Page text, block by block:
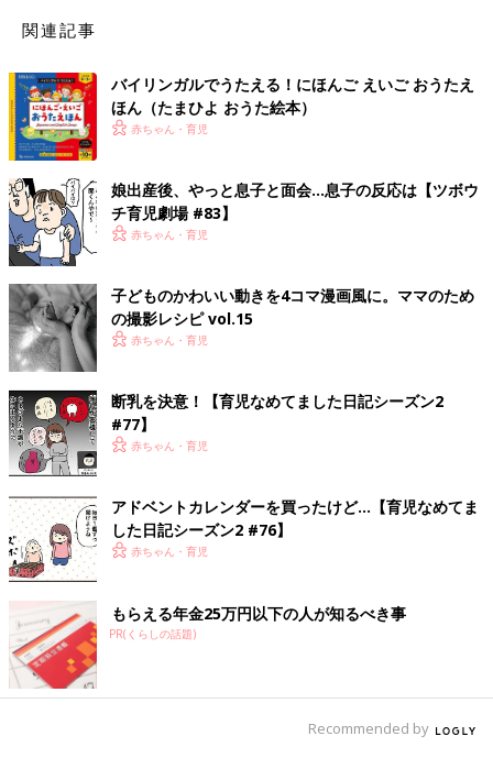
関連記事
バイリンガルでうたえる！にほんご えいご おうたえ
ほん（たまひよ おうた絵本）
赤ちゃん・育児
娘出産後、やっと息子と面会…息子の反応は【ツボウ
チ育児劇場 #83】
赤ちゃん・育児
子どものかわいい動きを4コマ漫画風に。ママのため
の撮影レシピ vol.15
赤ちゃん・育児
断乳を決意！【育児なめてました日記シーズン2
#77】
赤ちゃん・育児
アドベントカレンダーを買ったけど…【育児なめてま
した日記シーズン2 #76】
赤ちゃん・育児
もらえる年金25万円以下の人が知るべき事
PR(くらしの話題)
Recommended by